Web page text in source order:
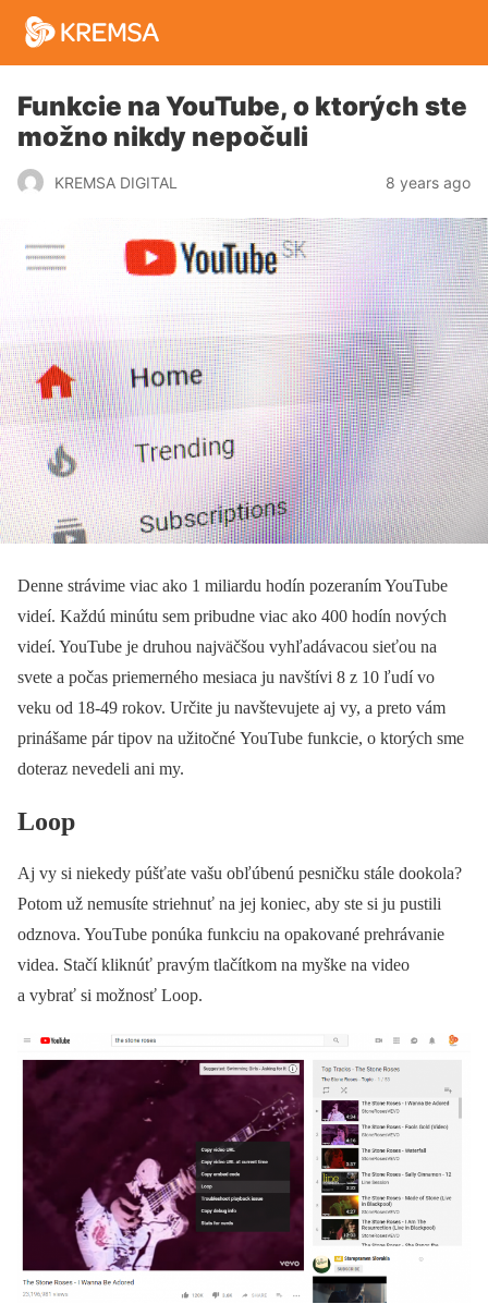
Funkcie na YouTube, o ktorých ste
možno nikdy nepočuli
KREMSA DIGITAL 8 years ago
Denne strávime viac ako 1 miliardu hodín pozeraním YouTube
videí. Každú minútu sem pribudne viac ako 400 hodín nových
videí. YouTube je druhou najväčšou vyhľadávacou sieťou na
svete a počas priemerného mesiaca ju navštívi 8 z 10 ľudí vo
veku od 18-49 rokov. Určite ju navštevujete aj vy, a preto vám
prinášame pár tipov na užitočné YouTube funkcie, o ktorých sme
doteraz nevedeli ani my.
Loop
Aj vy si niekedy púšťate vašu obľúbenú pesničku stále dookola?
Potom už nemusíte striehnuť na jej koniec, aby ste si ju pustili
odznova. YouTube ponúka funkciu na opakované prehrávanie
videa. Stačí kliknúť pravým tlačítkom na myške na video
a vybrať si možnosť Loop.